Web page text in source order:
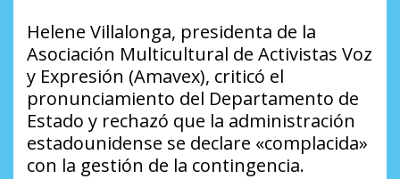
Helene Villalonga, presidenta de la
Asociación Multicultural de Activistas Voz
y Expresión (Amavex), criticó el
pronunciamiento del Departamento de
Estado y rechazó que la administración
estadounidense se declare «complacida»
con la gestión de la contingencia.